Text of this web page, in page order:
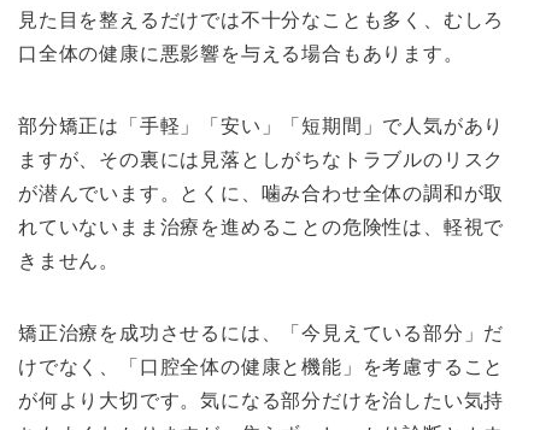
見た目を整えるだけでは不十分なことも多く、むしろ
口全体の健康に悪影響を与える場合もあります。
部分矯正は「手軽」「安い」「短期間」で人気があり
ますが、その裏には見落としがちなトラブルのリスク
が潜んでいます。とくに、噛み合わせ全体の調和が取
れていないまま治療を進めることの危険性は、軽視で
きません。
矯正治療を成功させるには、「今見えている部分」だ
けでなく、「口腔全体の健康と機能」を考慮すること
が何より大切です。気になる部分だけを治したい気持